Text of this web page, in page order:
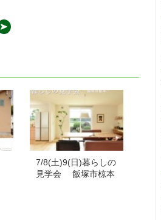
7/8(土)9(日)暮らしの
見学会 飯塚市椋本